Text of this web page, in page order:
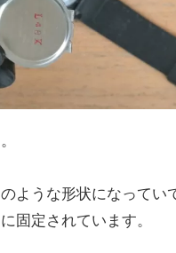
ような形状になってい
固定されています。